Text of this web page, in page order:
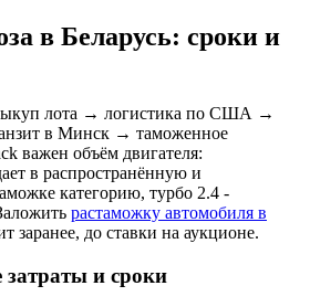
в Беларусь: сроки и
лота → логистика по США →
в Минск → таможенное
важен объём двигателя:
в распространённую и
категорию, турбо 2.4 -
растаможку автомобиля в
заранее, до ставки на аукционе.
и сроки